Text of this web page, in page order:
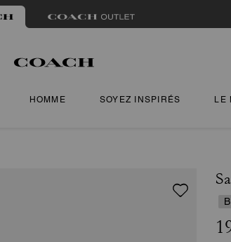
HOMME SOYEZ INSPIRÉS LE